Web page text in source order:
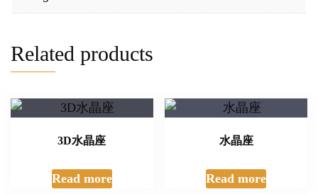
Related products
3D水晶座
Read more
水晶座
Read more